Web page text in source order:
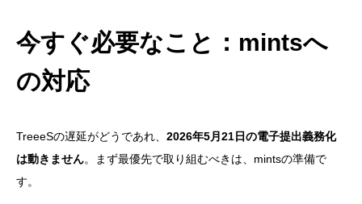
今すぐ必要なこと：mintsへ
の対応
TreeeSの遅延がどうであれ、 2026年5月21日の電子提出義務化
は動きません。まず最優先で取り組むべきは、mintsの準備で
す。